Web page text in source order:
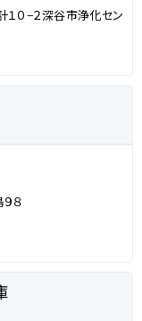
０−２深谷市浄化セン
８